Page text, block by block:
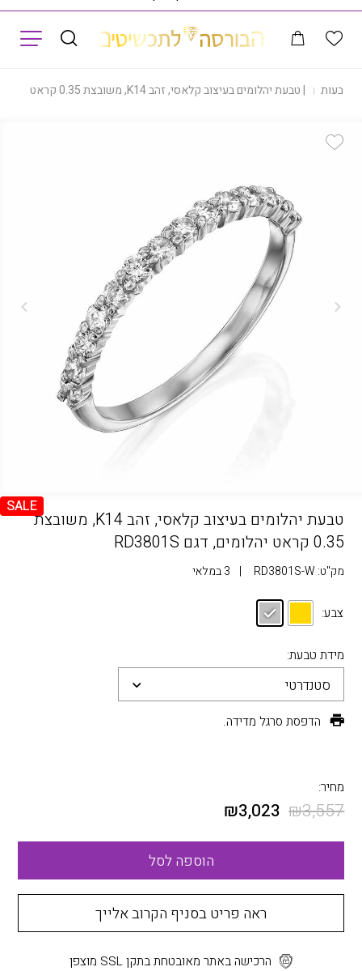
טבעות |טבעת יהלומים בעיצוב קלאסי, זהב K14, משובצת 0.35 קראט יהלומים, דגם RD3801S
SALE
טבעת יהלומים בעיצוב קלאסי, זהב K14, משובצת
0.35 קראט יהלומים, דגם RD3801S
מק"ט: RD3801S-W
| 3 במלאי
צבע:
מידת טבעת:
סטנדרטי
הדפסת סרגל מדידה.
מחיר:
₪3,557
₪3,023
הוספה לסל
ראה פריט בסניף הקרוב אלייך
הרכישה באתר מאובטחת בתקן SSL מוצפן